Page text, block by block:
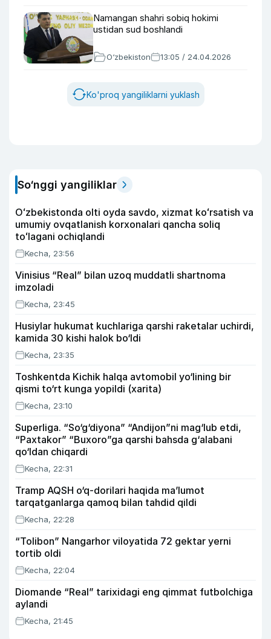
Namangan shahri sobiq hokimi
ustidan sud boshlandi
O‘zbekiston 13:05 / 24.04.2026
Ko'proq yangiliklarni yuklash
So‘nggi yangiliklar
Oʻzbekistonda olti oyda savdo, xizmat koʻrsatish va
umumiy ovqatlanish korxonalari qancha soliq
toʻlagani ochiqlandi
Kecha, 23:56
Vinisius “Real” bilan uzoq muddatli shartnoma
imzoladi
Kecha, 23:45
Husiylar hukumat kuchlariga qarshi raketalar uchirdi,
kamida 30 kishi halok bo‘ldi
Kecha, 23:35
Toshkentda Kichik halqa avtomobil yo‘lining bir
qismi to‘rt kunga yopildi (xarita)
Kecha, 23:10
Superliga. “So‘g‘diyona” “Andijon”ni mag‘lub etdi,
“Paxtakor” “Buxoro”ga qarshi bahsda g‘alabani
qo‘ldan chiqardi
Kecha, 22:31
Tramp AQSH o‘q-dorilari haqida ma’lumot
tarqatganlarga qamoq bilan tahdid qildi
Kecha, 22:28
“Tolibon” Nangarhor viloyatida 72 gektar yerni
tortib oldi
Kecha, 22:04
Diomande “Real” tarixidagi eng qimmat futbolchiga
aylandi
Kecha, 21:45